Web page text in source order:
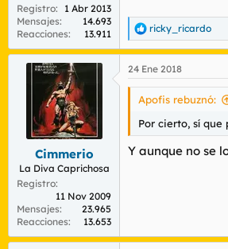
Registro
1 Abr 2013
Mensajes
14.693
Reacciones
13.911
R
e
a
c
c
e
s
ricky_ricardo
Cimmerio
La Diva Caprichosa
Registro
11 Nov 2009
Mensajes
23.965
Reacciones
13.653
24 Ene 2018
Apofis rebuznó:
Por cierto, sí que
Y aunque no se